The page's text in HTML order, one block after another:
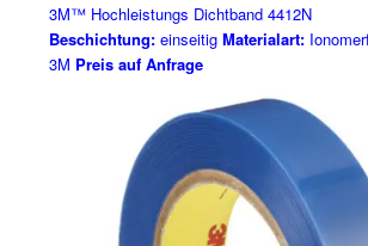
3M™ Hochleistungs Dichtband 4412N
Beschichtung:einseitig Materialart:
3M Preis auf Anfrage